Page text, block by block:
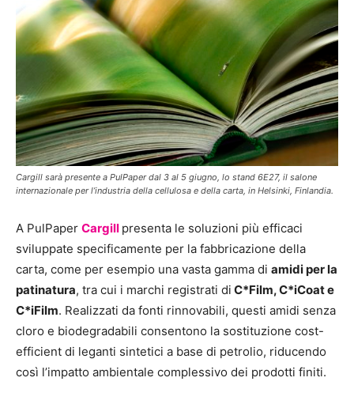
Cargill sarà presente a PulPaper dal 3 al 5 giugno, lo stand 6E27, il salone
internazionale per l’industria della cellulosa e della carta, in Helsinki, Finlandia.
A PulPaper Cargill presenta le soluzioni più efficaci
sviluppate specificamente per la fabbricazione della
carta, come per esempio una vasta gamma di amidi per la
patinatura, tra cui i marchi registrati di C*Film, C*iCoat e
C*iFilm. Realizzati da fonti rinnovabili, questi amidi senza
cloro e biodegradabili consentono la sostituzione cost-
efficient di leganti sintetici a base di petrolio, riducendo
così l’impatto ambientale complessivo dei prodotti finiti.